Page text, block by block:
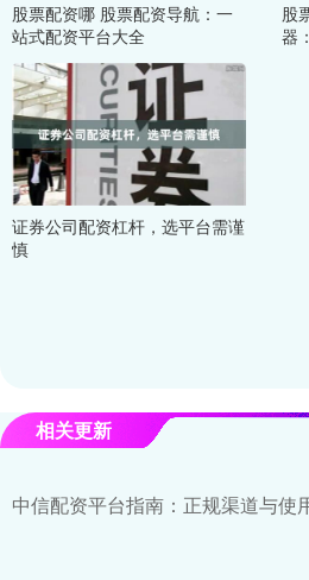
股票配资哪 股票配资导航：一
站式配资平台大全
股
器
证券公司配资杠杆，选平台需谨
慎
相关更新
中信配资平台指南：正规渠道与使